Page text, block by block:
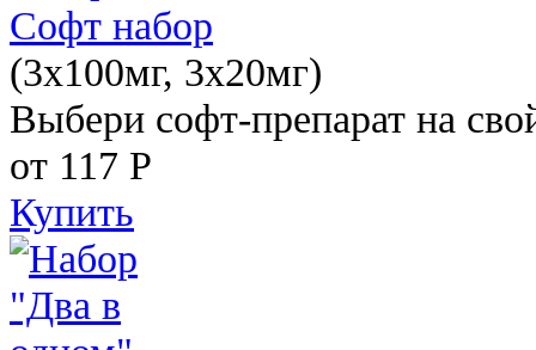
Софт набор
(3x100мг, 3x20мг)
Выбери софт-препарат на
от 117 Р
Купить